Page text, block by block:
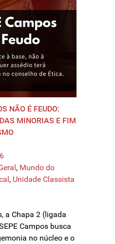
NÃO É FEUDO:
MINORIAS E FIM
, Mundo do
, Unidade Classista
a Chapa 2 (ligada
Campos busca
no núcleo e o